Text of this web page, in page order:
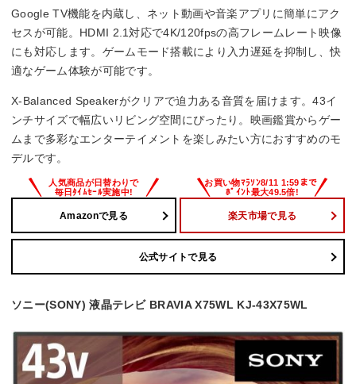
重量
–
Google TV機能を内蔵し、ネット動画や音楽アプリに簡単にアク
セスが可能。HDMI 2.1対応で4K/120fpsの高フレームレート映像
にも対応します。ゲームモード搭載により入力遅延を抑制し、快
適なゲーム体験が可能です。
X-Balanced Speakerがクリアで迫力ある音質を届けます。43イ
ンチサイズで幅広いリビング空間にぴったり。映画鑑賞からゲー
ムまで多彩なエンターテイメントを楽しみたい方におすすめのモ
デルです。
Amazonで見る 楽天市場で見る
公式サイトで見る
ソニー(SONY) 液晶テレビ BRAVIA X75WL KJ-43X75WL